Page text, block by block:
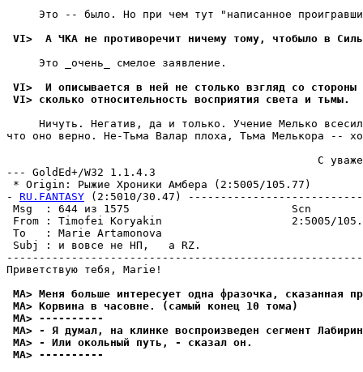
Это -- было. Но при чем тут "написанное
VI>  А ЧКА не противоречит ничемy томy, чтобыло в
     Это _очень_ смелое заявление.
VI>  И описывается в ней не столько взгляд со стороны
VI> сколько относительность воспpиятия света и тьмы.
Hичуть. Негатив, да и только. Учение Мелько
что оно верно. Hе-Тьма Валар плоха, Тьма Мелькора --
С
--- GoldEd+/W32 1.1.4.3
* Origin: Рыжие Хроники Амбера (2:5005/105.77)
- RU.FANTASY (2:5010/30.47)
Msg  : 644 из 1575
From : Timofei Koryakin                    2:5005/
To   : Marie Artamonova
Subj : и вовсе не
Приветствую тебя, Marie!
MA> Меня больше интересует одна фразочка, сказанная
MA> Корвина в часовне. (самый конец 10 тома)
MA> ----------
MA> - Я думал, на клинке воспроизведен сегмент
MA> - Или окольный путь, - сказал он.
MA> ----------